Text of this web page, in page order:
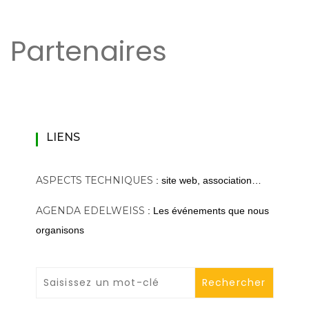
Partenaires
LIENS
ASPECTS TECHNIQUES : site web, association…
AGENDA EDELWEISS : Les événements que nous
organisons